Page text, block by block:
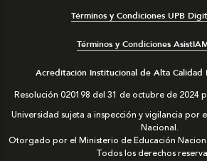
Términos y Condiciones UPB
Términos y Condiciones
Acreditación Institucional de Alta Calidad
Resolución 020198 del 31 de octubre de 2024
Universidad sujeta a inspección y vigilancia por
Nacional.
Otorgado por el Ministerio de Educación
Todos los derechos